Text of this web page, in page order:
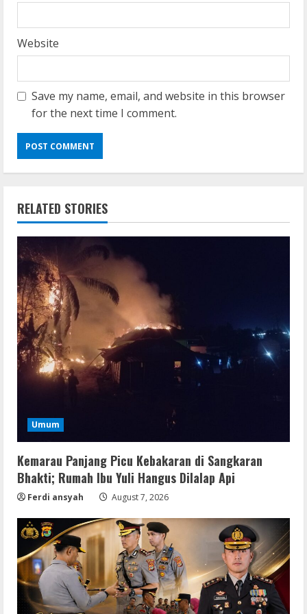
Website
Save my name, email, and website in this browser
for the next time I comment.
RELATED STORIES
Umum
Kemarau Panjang Picu Kebakaran di Sangkaran
Bhakti; Rumah Ibu Yuli Hangus Dilalap Api
Ferdi ansyah August 7, 2026